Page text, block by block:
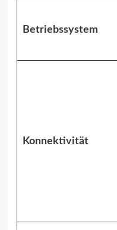
Betriebssystem
Konnektivität